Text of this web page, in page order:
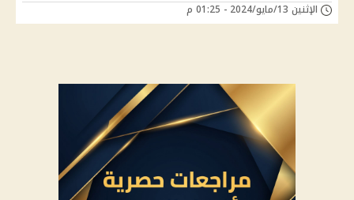
الإثنين 13/مايو/2024 - 01:25 م